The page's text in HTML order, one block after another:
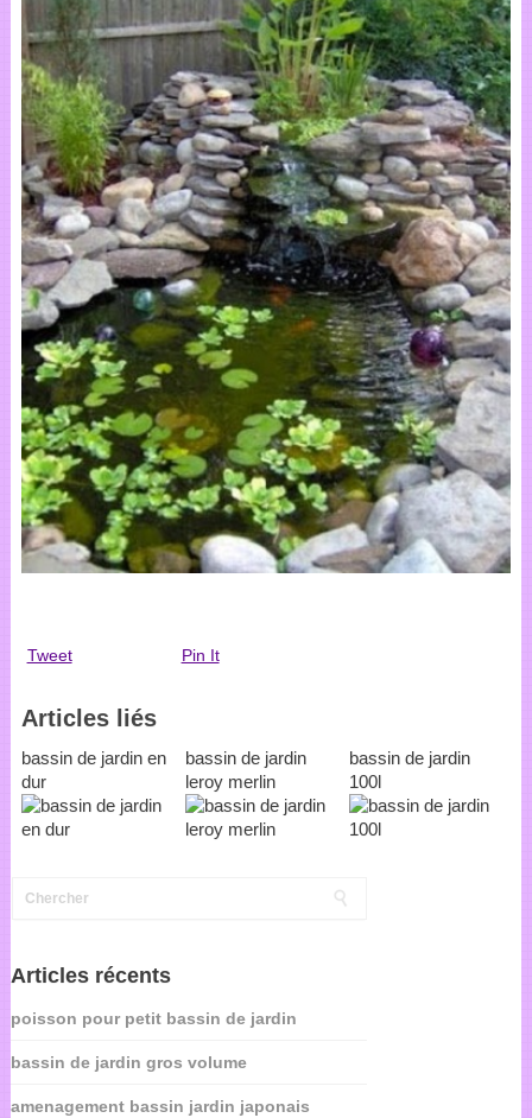
Tweet Pin It
Articles liés
bassin de jardin en
dur
bassin de jardin
leroy merlin
bassin de jardin
100l
Articles récents
poisson pour petit bassin de jardin
bassin de jardin gros volume
amenagement bassin jardin japonais